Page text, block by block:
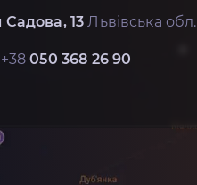
Садова, 13 Львівська обл.
+38050 368 26 90